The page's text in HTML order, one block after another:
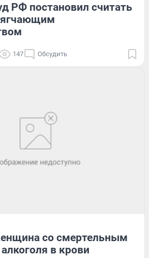
РФ постановил считать
147 Обсудить
со смертельным
в крови